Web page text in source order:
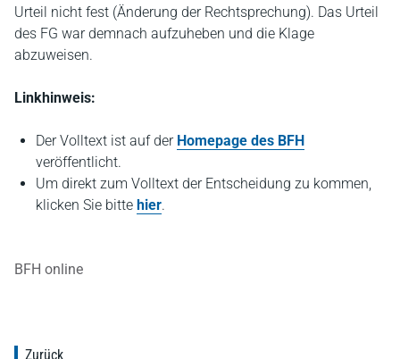
Urteil nicht fest (Änderung der Rechtsprechung). Das Urteil
des FG war demnach aufzuheben und die Klage
abzuweisen.
Linkhinweis:
Der Volltext ist auf der Homepage des BFH
veröffentlicht.
Um direkt zum Volltext der Entscheidung zu kommen,
klicken Sie bitte hier.
BFH online
Zurück